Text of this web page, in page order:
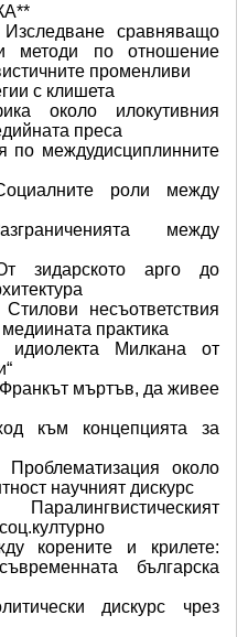
сравняващо
методи по отношение
променливи
с клишета
около илокутивния
преса
по междудисциплинните
роли между
между
зидарското арго до
несъответствия
практика
Милкана от
мъртъв, да живее
към концепцията за
около
научният дискурс
корените и крилете:
българска
дискурс чрез